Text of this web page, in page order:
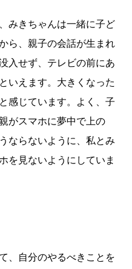
みきちゃんは一緒に子ど
ら、親子の会話が生まれ
入せず、テレビの前にあ
いえます。大きくなった
感じています。よく、子
がスマホに夢中で上の
ならないように、私とみ
を見ないようにしていま
、自分のやるべきことを